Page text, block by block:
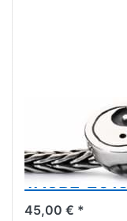
Trollbeads
Fließendes
und Yang
TAGBE-
45,00 € *